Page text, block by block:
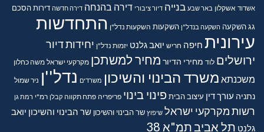
אשדוד אשקלון באר שבע בנייה דיור ציבורי דירה בהנחה דירה חדשה דירותהסכם
גגהשקעה השקעה בנדל"ן השקעות השקעות נדל"ן התחדשות
עירונית חיפה חריש יואב גלנט יזמות נדל"ן יחידות דיור
ירושלים לוד מחירי הדיור מחיר למשתכן מקרקעי ישראל משה כחלון
משכנתא משרד הבינוי והשיכון משרדים נדל''ן ניר שמול
נתניה עורך דין עיצוב הבית פינוי בינוי פריפריה פתח תקווה קבלן רמ"י רמת גן
רשות מקרקעי ישראל שיפוץ שר הבינוי והשיכון שר הבינוי והשיכון יואב
גלנט תל אביבתמ"א 38